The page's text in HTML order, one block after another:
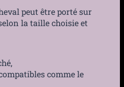
peut être porté sur
la taille choisie et
comme le